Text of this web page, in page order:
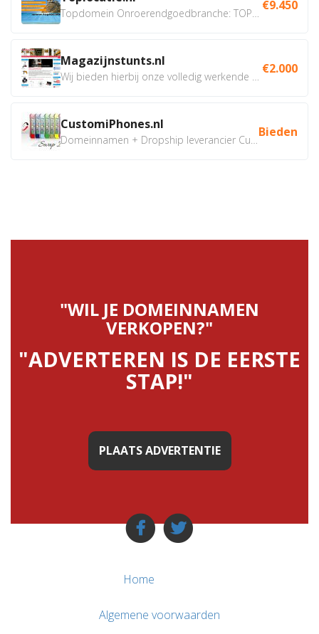
€9.450
Magazijnstunts.nl €2.000
CustomiPhones.nl Bieden
"WIL JE DOMEINNAMEN
VERKOPEN?"
"ADVERTEREN IS DE EERSTE
STAP!"
PLAATS ADVERTENTIE
Home
Algemene voorwaarden